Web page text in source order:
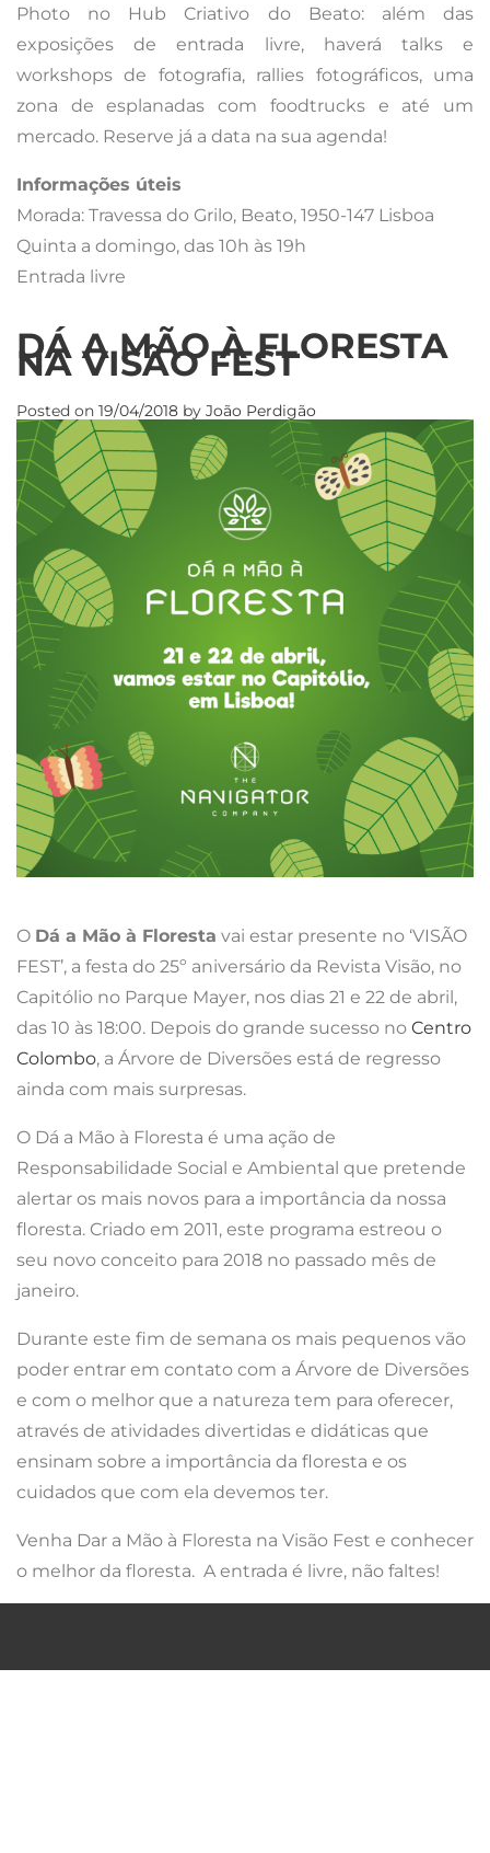
Photo no Hub Criativo do Beato: além das
exposições de entrada livre, haverá talks e
workshops de fotografia, rallies fotográficos, uma
zona de esplanadas com foodtrucks e até um
mercado. Reserve já a data na sua agenda!
Informações úteis
Morada: Travessa do Grilo, Beato, 1950-147 Lisboa
Quinta a domingo, das 10h às 19h
Entrada livre
DÁ A MÃO À FLORESTA
NA VISÃO FEST
Posted on 19/04/2018 by João Perdigão
O Dá a Mão à Floresta vai estar presente no ‘VISÃO
FEST’, a festa do 25º aniversário da Revista Visão, no
Capitólio no Parque Mayer, nos dias 21 e 22 de abril,
das 10 às 18:00. Depois do grande sucesso no Centro
Colombo, a Árvore de Diversões está de regresso
ainda com mais surpresas.
O Dá a Mão à Floresta é uma ação de
Responsabilidade Social e Ambiental que pretende
alertar os mais novos para a importância da nossa
floresta. Criado em 2011, este programa estreou o
seu novo conceito para 2018 no passado mês de
janeiro.
Durante este fim de semana os mais pequenos vão
poder entrar em contato com a Árvore de Diversões
e com o melhor que a natureza tem para oferecer,
através de atividades divertidas e didáticas que
ensinam sobre a importância da floresta e os
cuidados que com ela devemos ter.
Venha Dar a Mão à Floresta na Visão Fest e conhecer
o melhor da floresta. A entrada é livre, não faltes!